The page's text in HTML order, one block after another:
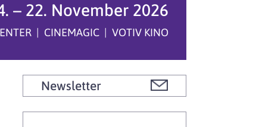
– 22. November 2026
| CINEMAGIC | VOTIV KINO
Newsletter